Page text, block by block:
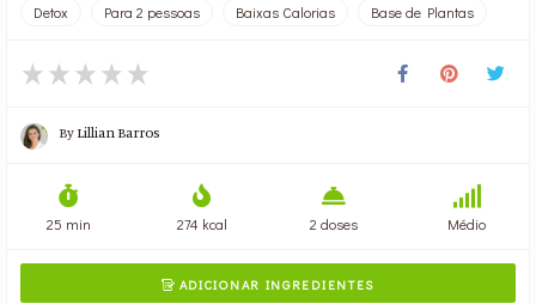
Detox Para 2 pessoas Baixas Calorias Base de Plantas
ByLillian Barros
25 min 274 kcal 2 doses Médio
ADICIONAR INGREDIENTES